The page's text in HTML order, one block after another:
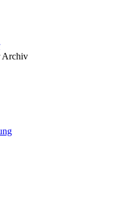
Archiv